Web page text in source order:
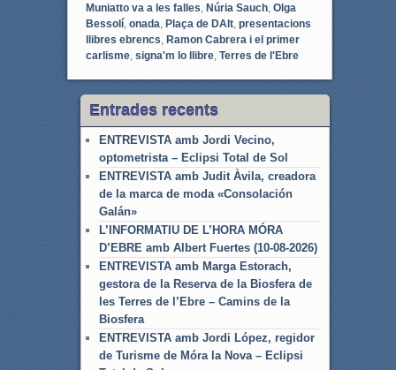
Muniatto va a les falles Núria Sauch, Olga
Bessolí, onada Plaça de DAlt, presentacions
llibres ebrencs Ramon Cabrera i el primer
carlisme, signa'm lo llibre, Terres de l'Ebre
Entrades recents
ENTREVISTA amb Jordi Vecino,
optometrista – Eclipsi Total de Sol
ENTREVISTA amb Judit Àvila, creadora
de la marca de moda «Consolación
Galán»
L’INFORMATIU DE L’HORA MÓRA
D’EBRE amb Albert Fuertes (10-08-2026)
ENTREVISTA amb Marga Estorach,
gestora de la Reserva de la Biosfera de
les Terres de l’Ebre – Camins de la
Biosfera
ENTREVISTA amb Jordi López, regidor
de Turisme de Móra la Nova – Eclipsi